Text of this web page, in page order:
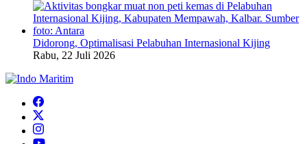
Didorong, Optimalisasi Pelabuhan Internasional Kijing
Rabu, 22 Juli 2026